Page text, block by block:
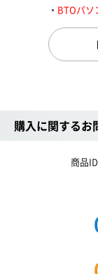
BTOパソ
購入に関するお
商品